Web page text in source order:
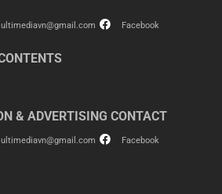
Facebook
& ADVERTISING CONTACT
Facebook